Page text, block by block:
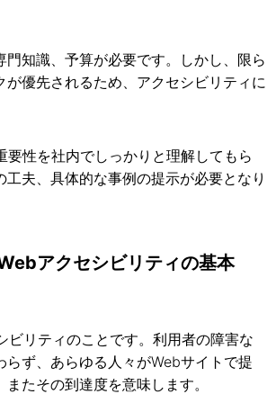
知識、予算が必要です。しかし、限ら
優先されるため、アクセシビリティに
性を社内でしっかりと理解してもら
夫、具体的な事例の提示が必要となり
アクセシビリティの基本
リティのことです。利用者の障害な
ず、あらゆる人々がWebサイトで提
たその到達度を意味します。